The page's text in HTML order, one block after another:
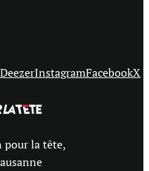
DeezerInstagramFacebookX
pour la tête,